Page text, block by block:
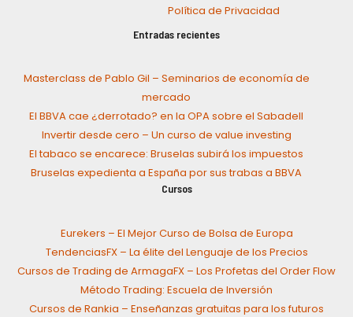
Política de Privacidad
Entradas recientes
Masterclass de Pablo Gil – Seminarios de economía de
mercado
El BBVA cae ¿derrotado? en la OPA sobre el Sabadell
Invertir desde cero – Un curso de value investing
El tabaco se encarece: Bruselas subirá los impuestos
Bruselas expedienta a España por sus trabas a BBVA
Cursos
Eurekers – El Mejor Curso de Bolsa de Europa
TendenciasFX – La élite del Lenguaje de los Precios
Cursos de Trading de ArmagaFX – Los Profetas del Order Flow
Método Trading: Escuela de Inversión
Cursos de Rankia – Enseñanzas gratuitas para los futuros